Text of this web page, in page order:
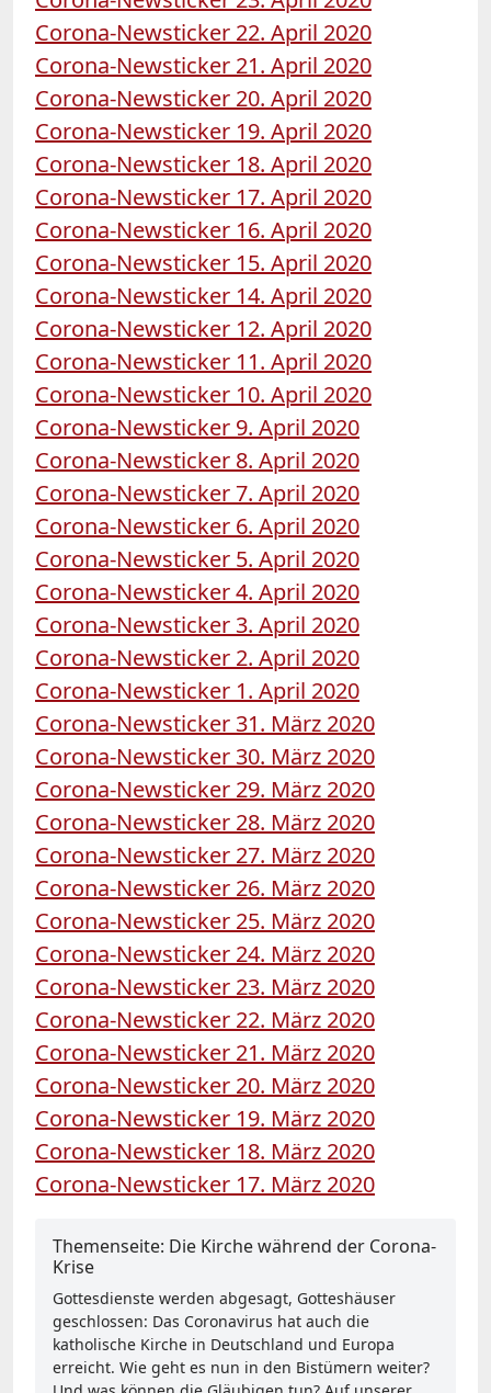
Corona-Newsticker 22. April 2020
Corona-Newsticker 21. April 2020
Corona-Newsticker 20. April 2020
Corona-Newsticker 19. April 2020
Corona-Newsticker 18. April 2020
Corona-Newsticker 17. April 2020
Corona-Newsticker 16. April 2020
Corona-Newsticker 15. April 2020
Corona-Newsticker 14. April 2020
Corona-Newsticker 12. April 2020
Corona-Newsticker 11. April 2020
Corona-Newsticker 10. April 2020
Corona-Newsticker 9. April 2020
Corona-Newsticker 8. April 2020
Corona-Newsticker 7. April 2020
Corona-Newsticker 6. April 2020
Corona-Newsticker 5. April 2020
Corona-Newsticker 4. April 2020
Corona-Newsticker 3. April 2020
Corona-Newsticker 2. April 2020
Corona-Newsticker 1. April 2020
Corona-Newsticker 31. März 2020
Corona-Newsticker 30. März 2020
Corona-Newsticker 29. März 2020
Corona-Newsticker 28. März 2020
Corona-Newsticker 27. März 2020
Corona-Newsticker 26. März 2020
Corona-Newsticker 25. März 2020
Corona-Newsticker 24. März 2020
Corona-Newsticker 23. März 2020
Corona-Newsticker 22. März 2020
Corona-Newsticker 21. März 2020
Corona-Newsticker 20. März 2020
Corona-Newsticker 19. März 2020
Corona-Newsticker 18. März 2020
Corona-Newsticker 17. März 2020
Themenseite: Die Kirche während der Corona-
Krise
Gottesdienste werden abgesagt, Gotteshäuser
geschlossen: Das Coronavirus hat auch die
katholische Kirche in Deutschland und Europa
erreicht. Wie geht es nun in den Bistümern weiter?